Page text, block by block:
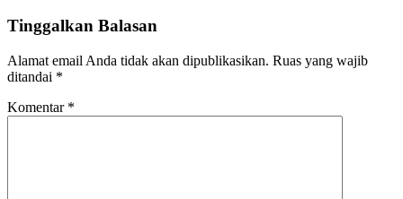
Tinggalkan Balasan
Alamat email Anda tidak akan dipublikasikan. Ruas yang wajib
ditandai *
Komentar *